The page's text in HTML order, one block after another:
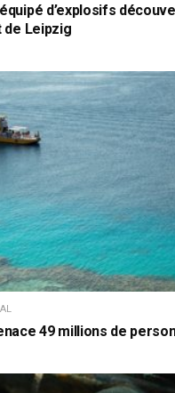
d’explosifs
de Leipzig
49 millions de